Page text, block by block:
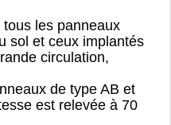
tous les panneaux
sol et ceux implantés
circulation,
de type AB et
est relevée à 70